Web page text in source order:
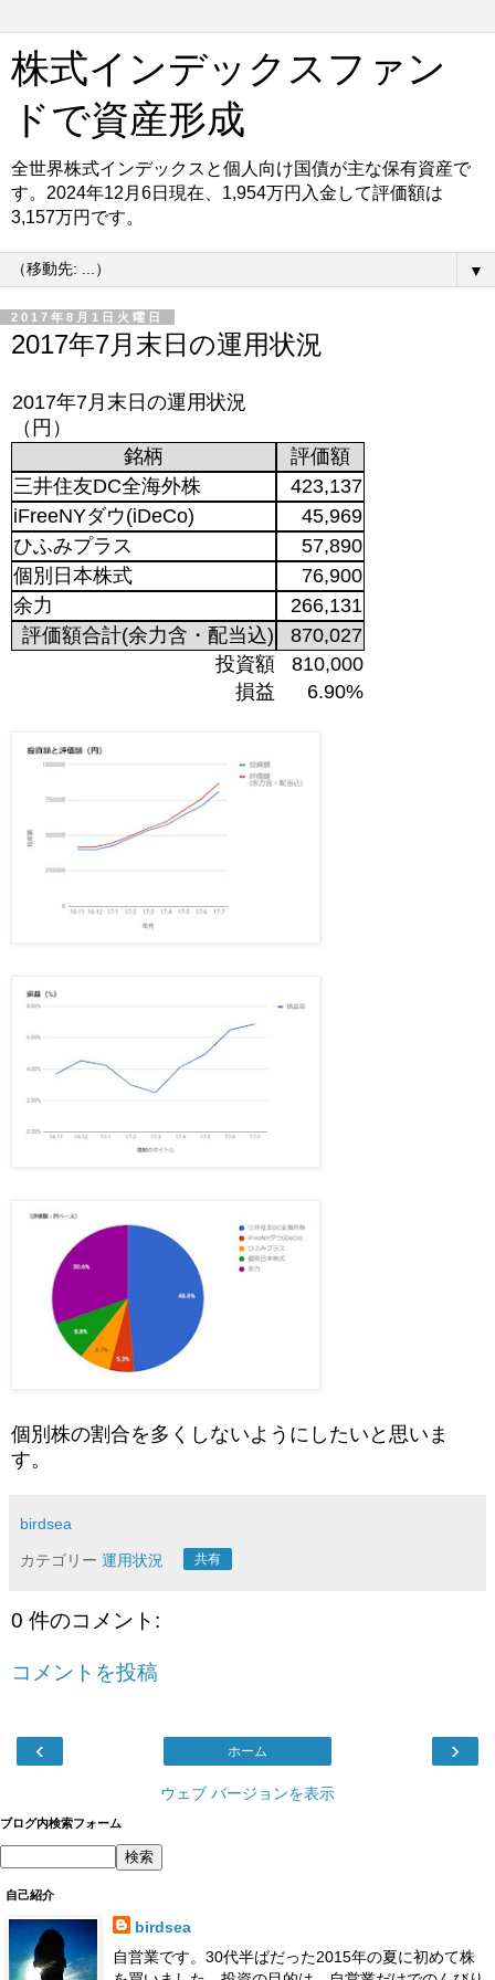
株式インデックスファン
ドで資産形成
全世界株式インデックスと個人向け国債が主な保有資産で
す。2024年12月6日現在、1,954万円入金して評価額は
3,157万円です。
▼
2017年8月1日火曜日
2017年7月末日の運用状況
2017年7月末日の運用状況
（円）
銘柄
評価額
三井住友DC全海外株
423,137
iFreeNYダウ(iDeCo)
45,969
ひふみプラス
57,890
個別日本株式
76,900
余力
266,131
評価額合計(余力含・配当込)
870,027
投資額
810,000
損益
6.90%
個別株の割合を多くしないようにしたいと思いま
す。
birdsea
カテゴリー 運用状況 共有
0 件のコメント:
コメントを投稿
‹ ›
ホーム
ウェブ バージョンを表示
ブログ内検索フォーム
自己紹介
birdsea
自営業です。30代半ばだった2015年の夏に初めて株